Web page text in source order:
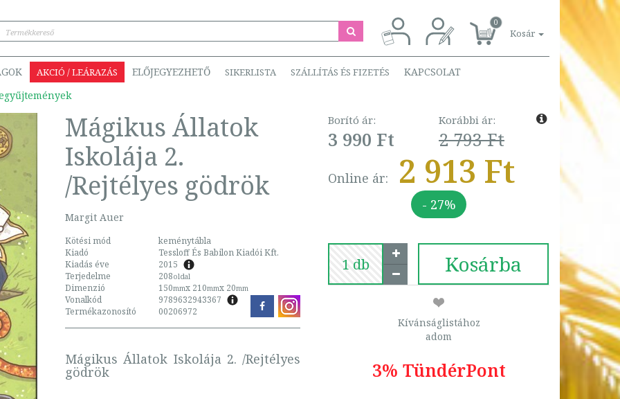
0
Kosár
AKCIÓ / LEÁRAZÁS ELŐJEGYEZHETŐ SIKERLISTA SZÁLLÍTÁS ÉS FIZETÉS KAPCSOLAT
Mágikus Állatok
Iskolája 2.
/Rejtélyes gödrök
Margit Auer
Kötési mód
keménytábla
Kiadó
Tessloff És Babilon Kiadói Kft.
Kiadás éve
2015
Terjedelme
208oldal
Dimenzió 150mmx 210mmx 20mm
Vonalkód
9789632943367
Termékazonosító
00206972
Mágikus Állatok Iskolája 2. /Rejtélyes
gödrök
Borító ár:
3 990 Ft
Korábbi ár:
2 793 Ft
Online ár: 2 913 Ft
- 27%
Kosárba
Kívánságlistához
adom
3% TündérPont